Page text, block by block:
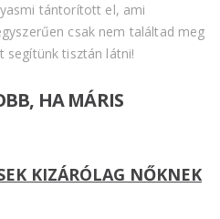
tántorított el, ami
csak nem találtad meg
segítünk tisztán látni!
HA MÁRIS
KIZÁRÓLAG NŐKNEK